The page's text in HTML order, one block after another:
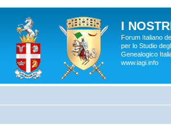
I
Forum Italiano
per lo Studio
Genealogico
www.iagi.info